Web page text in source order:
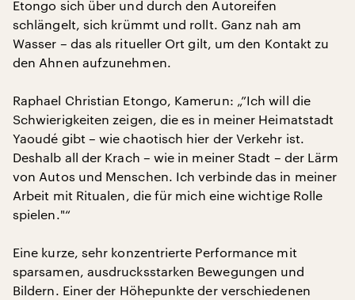
Etongo sich über und durch den Autoreifen
schlängelt, sich krümmt und rollt. Ganz nah am
Wasser – das als ritueller Ort gilt, um den Kontakt zu
den Ahnen aufzunehmen.
Raphael Christian Etongo, Kamerun: „”Ich will die
Schwierigkeiten zeigen, die es in meiner Heimatstadt
Yaoudé gibt – wie chaotisch hier der Verkehr ist.
Deshalb all der Krach – wie in meiner Stadt – der Lärm
von Autos und Menschen. Ich verbinde das in meiner
Arbeit mit Ritualen, die für mich eine wichtige Rolle
spielen."“
Eine kurze, sehr konzentrierte Performance mit
sparsamen, ausdrucksstarken Bewegungen und
Bildern. Einer der Höhepunkte der verschiedenen